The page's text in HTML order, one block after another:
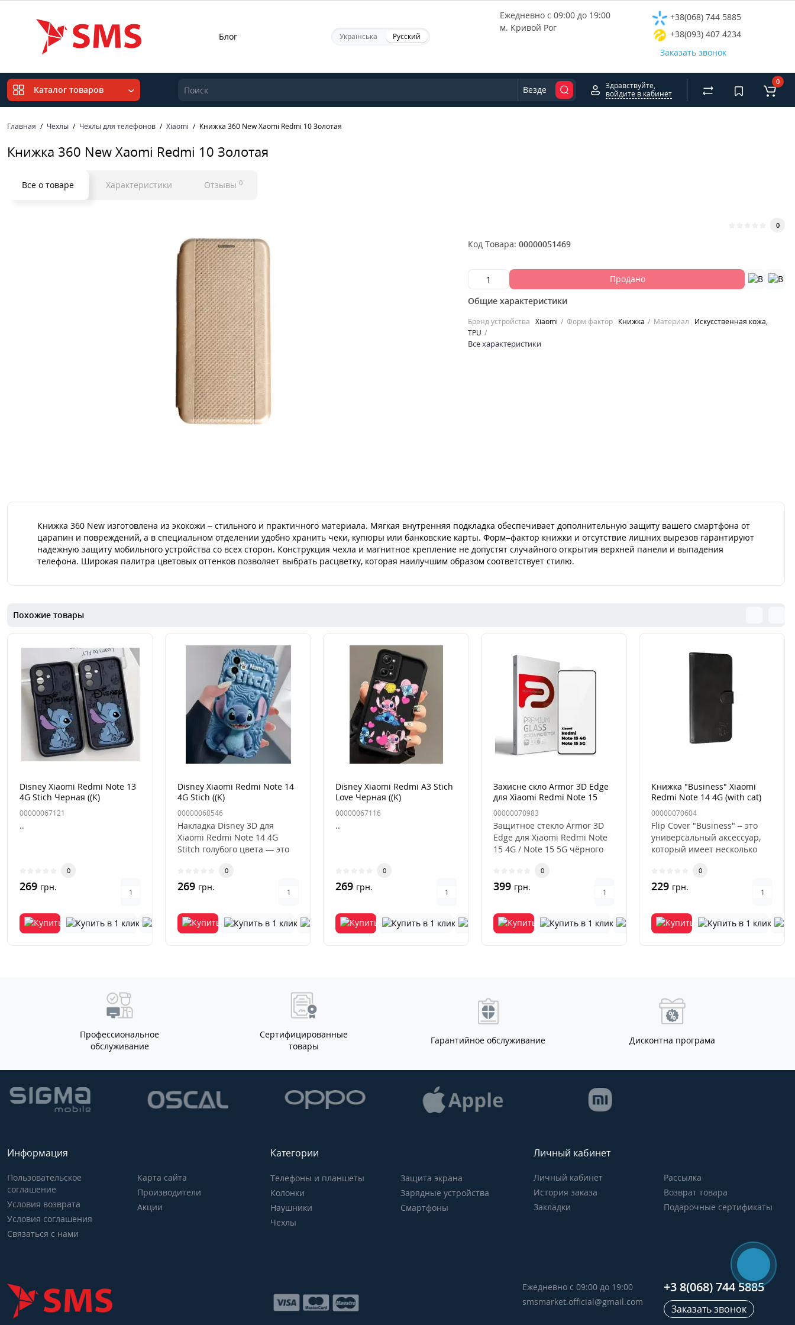
Блог Українська Русский
Ежедневно с 09:00 до 19:00
м. Кривой Рог
+38(068) 744 5885
+38(093) 407 4234
Заказать звонок
Каталог товаров Везде
Здравствуйте,
войдите в кабинет
0
Главная Чехлы Чехлы для телефонов Xiaomi Книжка 360 New Xaomi Redmi 10 Золотая
Книжка 360 New Xaomi Redmi 10 Золотая
Все о товаре Характеристики Отзывы 0
0
Код Товара: 00000051469
Продано
Общие характеристики
Бренд устройства Xiaomi Форм фактор Книжка Материал
Искусственная кожа,
TPU
Все характеристики
Книжка 360 New изготовлена из экокожи – стильного и практичного материала. Мягкая внутренняя подкладка обеспечивает дополнительную защиту вашего смартфона от
царапин и повреждений, а в специальном отделении удобно хранить чеки, купюры или банковские карты. Форм–фактор книжки и отсутствие лишних вырезов гарантируют
надежную защиту мобильного устройства со всех сторон. Конструкция чехла и магнитное крепление не допустят случайного открытия верхней панели и выпадения
телефона. Широкая палитра цветовых оттенков позволяет выбрать расцветку, которая наилучшим образом соответствует стилю.
Похожие товары
Disney Xiaomi Redmi Note 13
4G Stich Черная ((K)
00000067121
..
0
269 грн.
Disney Xiaomi Redmi Note 14
4G Stich ((K)
00000068546
Накладка Disney 3D для
Xiaomi Redmi Note 14 4G
Stitch голубого цвета — это
0
269 грн.
Disney Xiaomi Redmi A3 Stich
Love Черная ((K)
00000067116
..
0
269 грн.
Захисне скло Armor 3D Edge
для Xiaomi Redmi Note 15
4G/Note15 5G Чёрный
00000070983
Защитное стекло Armor 3D
Edge для Xiaomi Redmi Note
15 4G / Note 15 5G чёрного
0
399 грн.
Книжка "Business" Xiaomi
Redmi Note 14 4G (with cat)
00000070604
Flip Cover "Business" – это
универсальный аксессуар,
который имеет несколько
0
229 грн.
Профессиональное
обслуживание
Сертифицированные
товары
Гарантийное обслуживание Дисконтна програма
Информация
Пользовательское
соглашение
Условия возврата
Условия соглашения
Связаться с нами
Карта сайта
Производители
Акции
Категории
Телефоны и планшеты
Колонки
Наушники
Чехлы
Защита экрана
Зарядные устройства
Смартфоны
Личный кабинет
Личный кабинет
История заказа
Закладки
Рассылка
Возврат товара
Подарочные сертификаты
Ежедневно с 09:00 до 19:00
smsmarket.official@gmail.com
+3 8(068) 744 5885
Заказать звонок